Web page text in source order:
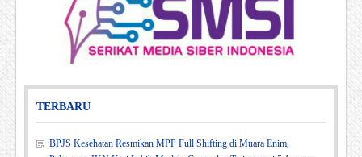
TERBARU
BPJS Kesehatan Resmikan MPP Full Shifting di Muara Enim,